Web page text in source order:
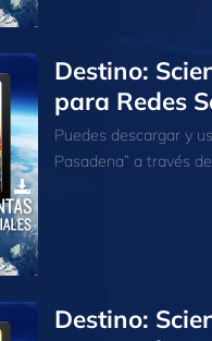
Destino:
para Redes
Puedes descargar y
Pasadena” a través
Destino: